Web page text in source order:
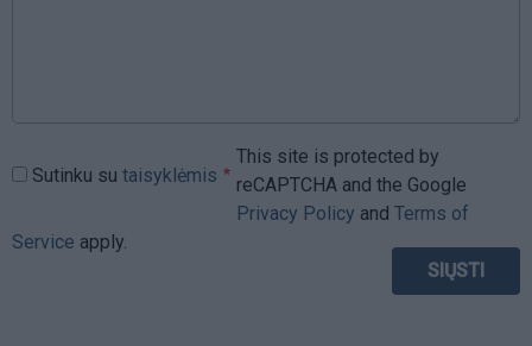
Sutinku su taisyklėmis
This site is protected by
reCAPTCHA and the Google
Privacy Policy and Terms of
Service apply.